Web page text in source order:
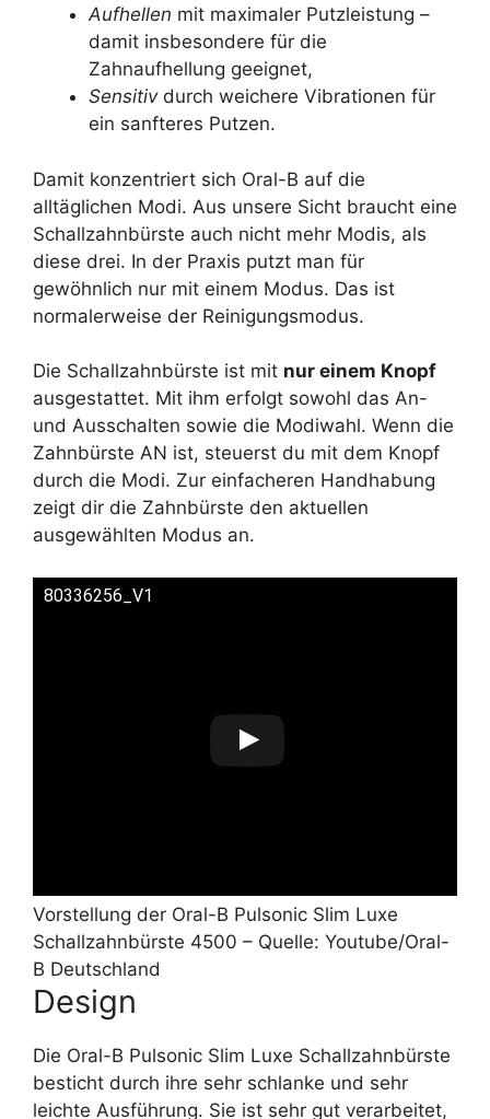
Aufhellen mit maximaler Putzleistung –
damit insbesondere für die
Zahnaufhellung geeignet,
Sensitivdurch weichere Vibrationen für
ein sanfteres Putzen.
Damit konzentriert sich Oral-B auf die
alltäglichen Modi. Aus unsere Sicht braucht eine
Schallzahnbürste auch nicht mehr Modis, als
diese drei. In der Praxis putzt man für
gewöhnlich nur mit einem Modus. Das ist
normalerweise der Reinigungsmodus.
Die Schallzahnbürste ist mit nur einem Knopf
ausgestattet. Mit ihm erfolgt sowohl das An-
und Ausschalten sowie die Modiwahl. Wenn die
Zahnbürste AN ist, steuerst du mit dem Knopf
durch die Modi. Zur einfacheren Handhabung
zeigt dir die Zahnbürste den aktuellen
ausgewählten Modus an.
80336256_V1
Vorstellung der Oral-B Pulsonic Slim Luxe
Schallzahnbürste 4500 – Quelle: Youtube/Oral-
B Deutschland
Design
Die Oral-B Pulsonic Slim Luxe Schallzahnbürste
besticht durch ihre sehr schlanke und sehr
leichte Ausführung. Sie ist sehr gut verarbeitet,